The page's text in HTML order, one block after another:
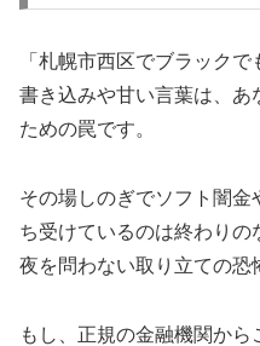
「札幌市西区でブラック
書き込みや甘い言葉は、あ
ための罠です。
その場しのぎでソフト闇
ち受けているのは終わり
夜を問わない取り立ての恐
もし、正規の金融機関か